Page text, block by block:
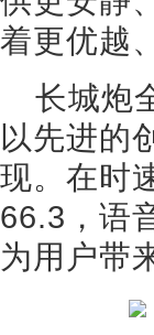
着更优越
长城炮
以先进的
现。在时
66.3，语
为用户带